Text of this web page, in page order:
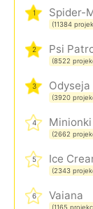
1
(11384
2 Psi
(8522
3 Odyseja
(3920
4 Minionki
(2662
5 Ice
(2343
6 Vaiana
(1165